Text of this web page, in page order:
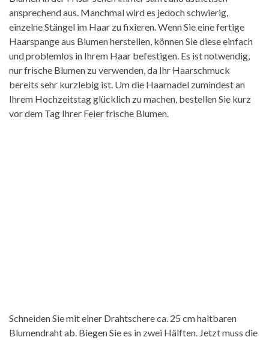
ansprechend aus. Manchmal wird es jedoch schwierig,
einzelne Stängel im Haar zu fixieren. Wenn Sie eine fertige
Haarspange aus Blumen herstellen, können Sie diese einfach
und problemlos in Ihrem Haar befestigen. Es ist notwendig,
nur frische Blumen zu verwenden, da Ihr Haarschmuck
bereits sehr kurzlebig ist. Um die Haarnadel zumindest an
Ihrem Hochzeitstag glücklich zu machen, bestellen Sie kurz
vor dem Tag Ihrer Feier frische Blumen.
Schneiden Sie mit einer Drahtschere ca. 25 cm haltbaren
Blumendraht ab. Biegen Sie es in zwei Hälften. Jetzt muss die